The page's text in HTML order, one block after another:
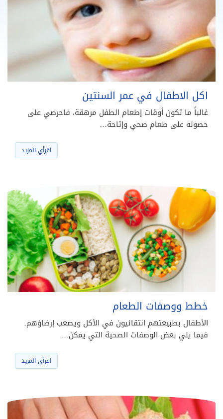
اكل الاطفال في عمر السنتين
غالباً ما تكون أوقات إطعام الطفل مرهقة، فاحرصي على
حصوله على طعام صحي وإتاحة…
اقرأي المزيد
خطط ووصفات الطعام
الأطفال بطبيعتهم انتقائيون في الأكل ويصعب إرضاؤهم.
فيما يلي بعض الوصفات الصحية التي يمكن…
اقرأي المزيد